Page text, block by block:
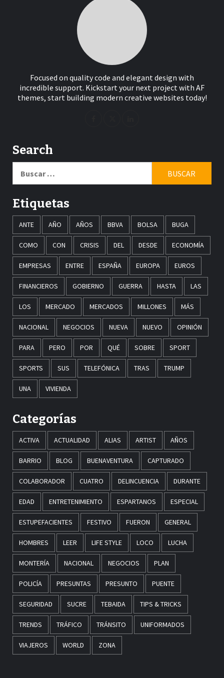
Focused on quality code and elegant design with
incredible support. Kickstart your next project with AF
themes, start building modern creative websites today!
Search
Etiquetas
ANTE AÑO AÑOS BBVA BOLSA BUGA
COMO CON CRISIS DEL DESDE ECONOMÍA
EMPRESAS ENTRE ESPAÑA EUROPA EUROS
FINANCIEROS GOBIERNO GUERRA HASTA LAS
LOS MERCADO MERCADOS MILLONES MÁS
NACIONAL NEGOCIOS NUEVA NUEVO OPINIÓN
PARA PERO POR QUÉ SOBRE SPORT
SPORTS SUS TELEFÓNICA TRAS TRUMP
UNA VIVIENDA
Categorías
ACTIVA ACTUALIDAD ALIAS ARTIST AÑOS
BARRIO BLOG BUENAVENTURA CAPTURADO
COLABORADOR CUATRO DELINCUENCIA DURANTE
EDAD ENTRETENIMIENTO ESPARTANOS ESPECIAL
ESTUPEFACIENTES FESTIVO FUERON GENERAL
HOMBRES LEER LIFE STYLE LOCO LUCHA
MONTERÍA NACIONAL NEGOCIOS PLAN
POLICÍA PRESUNTAS PRESUNTO PUENTE
SEGURIDAD SUCRE TEBAIDA TIPS & TRICKS
TRENDS TRÁFICO TRÁNSITO UNIFORMADOS
VIAJEROS WORLD ZONA